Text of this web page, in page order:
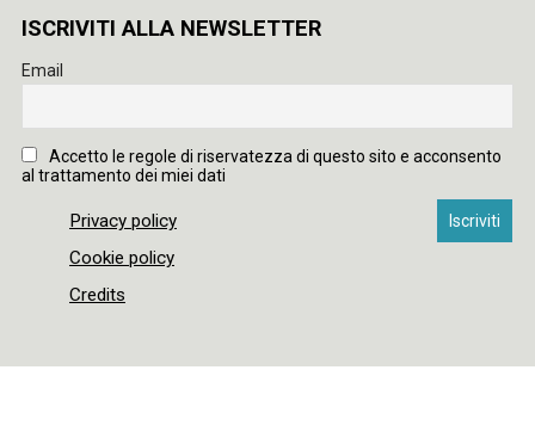
ISCRIVITI ALLA NEWSLETTER
Email
Accetto le regole di riservatezza di questo sito e acconsento
al trattamento dei miei dati
Privacy policy
Cookie policy
Credits